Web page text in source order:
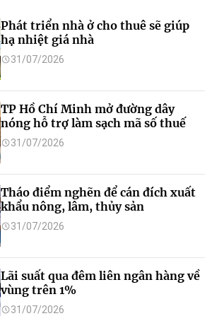
Phát triển nhà ở cho thuê sẽ giúp
hạ nhiệt giá nhà
31/07/2026
TP Hồ Chí Minh mở đường dây
nóng hỗ trợ làm sạch mã số thuế
31/07/2026
Tháo điểm nghẽn để cán đích xuất
khẩu nông, lâm, thủy sản
31/07/2026
Lãi suất qua đêm liên ngân hàng về
vùng trên 1%
31/07/2026